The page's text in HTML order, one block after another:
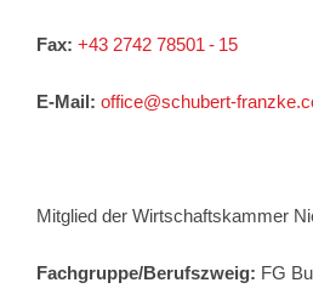
Fax: +43 2742 78501 - 15
E-Mail: office@schubert-
Mitglied der Wirtschaftskammer
Fachgruppe/Berufszweig: FG